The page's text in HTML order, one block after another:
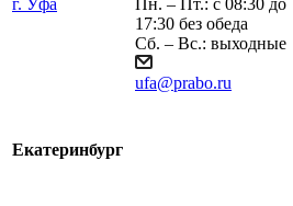
17:30 без обеда
Сб. – Вс.: выходные
ufa@prabo.ru
Екатеринбург